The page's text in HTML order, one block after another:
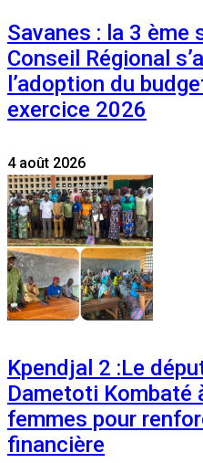
Savanes : la 3 ème
Conseil Régional
l’adoption du
exercice 2026
4 août 2026
Kpendjal 2 :Le
Dametoti Kombaté
femmes pour
financière